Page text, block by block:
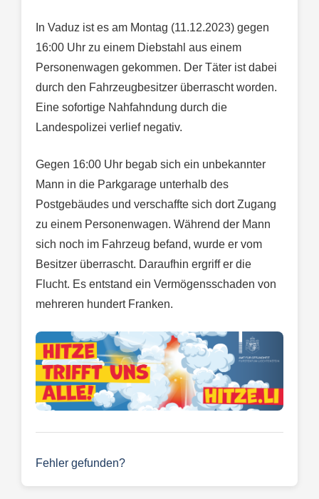
In Vaduz ist es am Montag (11.12.2023) gegen
16:00 Uhr zu einem Diebstahl aus einem
Personenwagen gekommen. Der Täter ist dabei
durch den Fahrzeugbesitzer überrascht worden.
Eine sofortige Nahfahndung durch die
Landespolizei verlief negativ.
Gegen 16:00 Uhr begab sich ein unbekannter
Mann in die Parkgarage unterhalb des
Postgebäudes und verschaffte sich dort Zugang
zu einem Personenwagen. Während der Mann
sich noch im Fahrzeug befand, wurde er vom
Besitzer überrascht. Daraufhin ergriff er die
Flucht. Es entstand ein Vermögensschaden von
mehreren hundert Franken.
Fehler gefunden?